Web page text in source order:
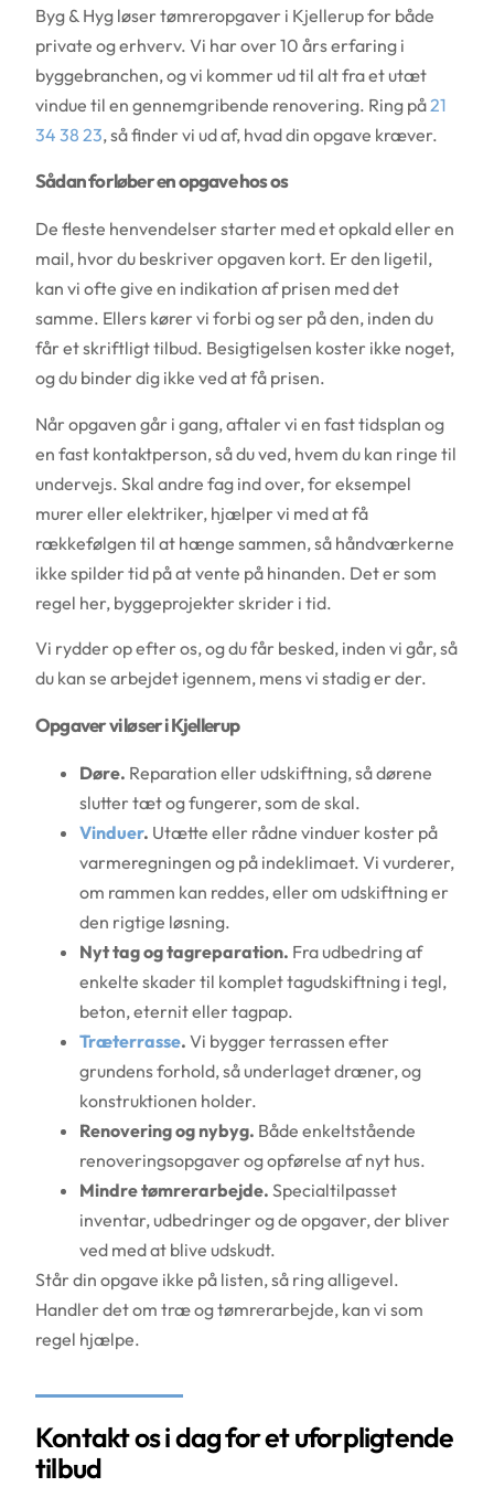
Byg & Hyg løser tømreropgaver i Kjellerup for både
private og erhverv. Vi har over 10 års erfaring i
byggebranchen, og vi kommer ud til alt fra et utæt
vindue til en gennemgribende renovering. Ring på21
34 38 23, så finder vi ud af, hvad din opgave kræver.
Sådan forløber en opgave hos os
De fleste henvendelser starter med et opkald eller en
mail, hvor du beskriver opgaven kort. Er den ligetil,
kan vi ofte give en indikation af prisen med det
samme. Ellers kører vi forbi og ser på den, inden du
får et skriftligt tilbud. Besigtigelsen koster ikke noget,
og du binder dig ikke ved at få prisen.
Når opgaven går i gang, aftaler vi en fast tidsplan og
en fast kontaktperson, så du ved, hvem du kan ringe til
undervejs. Skal andre fag ind over, for eksempel
murer eller elektriker, hjælper vi med at få
rækkefølgen til at hænge sammen, så håndværkerne
ikke spilder tid på at vente på hinanden. Det er som
regel her, byggeprojekter skrider i tid.
Vi rydder op efter os, og du får besked, inden vi går, så
du kan se arbejdet igennem, mens vi stadig er der.
Opgaver vi løser i Kjellerup
Døre. Reparation eller udskiftning, så dørene
slutter tæt og fungerer, som de skal.
Vinduer. Utætte eller rådne vinduer koster på
varmeregningen og på indeklimaet. Vi vurderer,
om rammen kan reddes, eller om udskiftning er
den rigtige løsning.
Nyt tag og tagreparation. Fra udbedring af
enkelte skader til komplet tagudskiftning i tegl,
beton, eternit eller tagpap.
Træterrasse. Vi bygger terrassen efter
grundens forhold, så underlaget dræner, og
konstruktionen holder.
Renovering og nybyg. Både enkeltstående
renoveringsopgaver og opførelse af nyt hus.
Mindre tømrerarbejde. Specialtilpasset
inventar, udbedringer og de opgaver, der bliver
ved med at blive udskudt.
Står din opgave ikke på listen, så ring alligevel.
Handler det om træ og tømrerarbejde, kan vi som
regel hjælpe.
Kontakt os i dag for et uforpligtende
tilbud